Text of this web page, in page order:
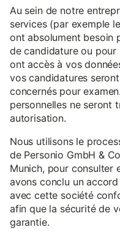
Au sein de notre
services (par exemple
ont absolument besoin
de candidature ou
ont accès à vos
vos candidatures
concernés pour
personnelles ne seront
autorisation.
Nous utilisons le
de Personio GmbH &
Munich, pour consulter
avons conclu un
avec cette société
afin que la sécurité de
garantie.